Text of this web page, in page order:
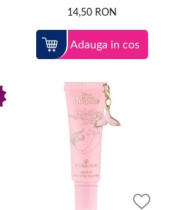
14,50 RON
Adauga in cos